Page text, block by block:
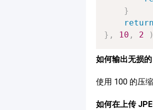
}
return
} , 10 , 2 )
如何输出无损的
使用 100 的压
如何在上传